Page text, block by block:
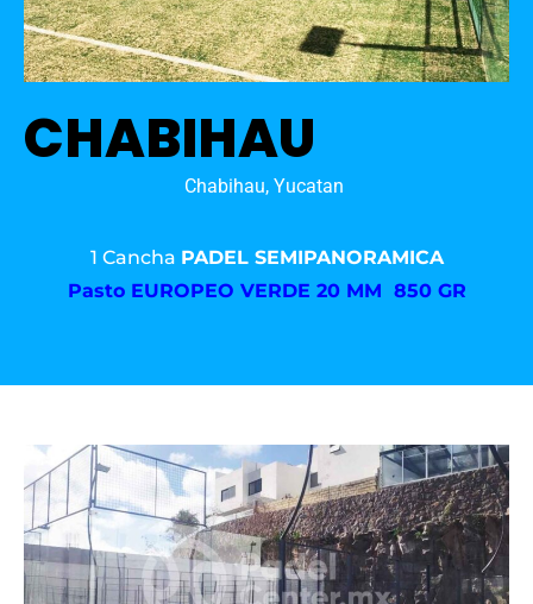
CHABIHAU
Chabihau, Yucatan
1 Cancha PADEL SEMIPANORAMICA
Pasto EUROPEO VERDE 20 MM 850 GR